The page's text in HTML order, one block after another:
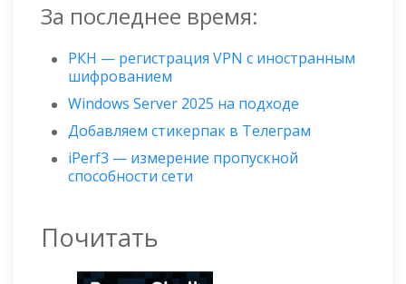
За последнее время:
РКН — регистрация VPN с иностранным
шифрованием
Windows Server 2025 на подходе
Добавляем стикерпак в Телеграм
iPerf3 — измерение пропускной
способности сети
Почитать